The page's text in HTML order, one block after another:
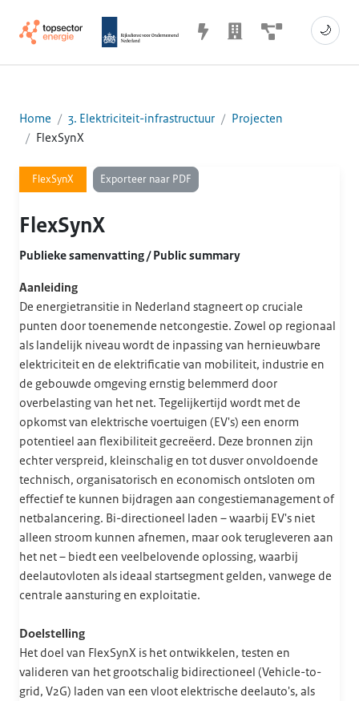
🌙
Home 3. Elektriciteit-infrastructuur
Projecten
FlexSynX
FlexSynX Exporteer naar PDF
FlexSynX
Publieke samenvatting / Public summary
Aanleiding
De energietransitie in Nederland stagneert op cruciale
punten door toenemende netcongestie. Zowel op regionaal
als landelijk niveau wordt de inpassing van hernieuwbare
elektriciteit en de elektrificatie van mobiliteit, industrie en
de gebouwde omgeving ernstig belemmerd door
overbelasting van het net. Tegelijkertijd wordt met de
opkomst van elektrische voertuigen (EV's) een enorm
potentieel aan flexibiliteit gecreëerd. Deze bronnen zijn
echter verspreid, kleinschalig en tot dusver onvoldoende
technisch, organisatorisch en economisch ontsloten om
effectief te kunnen bijdragen aan congestiemanagement of
netbalancering. Bi-directioneel laden – waarbij EV's niet
alleen stroom kunnen afnemen, maar ook terugleveren aan
het net – biedt een veelbelovende oplossing, waarbij
deelautovloten als ideaal startsegment gelden, vanwege de
centrale aansturing en exploitatie.
Doelstelling
Het doel van FlexSynX is het ontwikkelen, testen en
valideren van het grootschalig bidirectioneel (Vehicle-to-
grid, V2G) laden van een vloot elektrische deelauto's, als